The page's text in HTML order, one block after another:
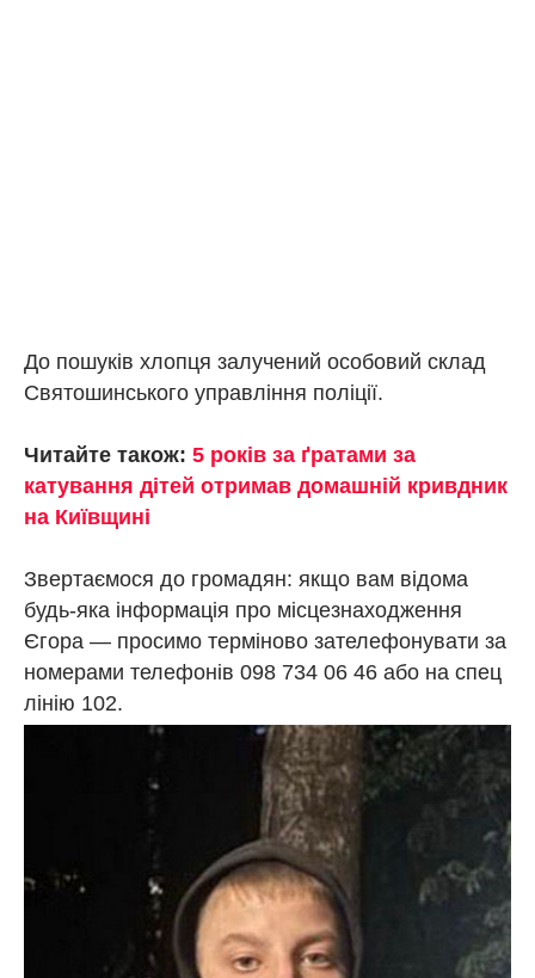
До пошуків хлопця залучений особовий склад
Святошинського управління поліції.
Читайте також: 5 років за ґратами за
катування дітей отримав домашній кривдник
на Київщині
Звертаємося до громадян: якщо вам відома
будь-яка інформація про місцезнаходження
Єгора — просимо терміново зателефонувати за
номерами телефонів 098 734 06 46 або на спец
лінію 102.